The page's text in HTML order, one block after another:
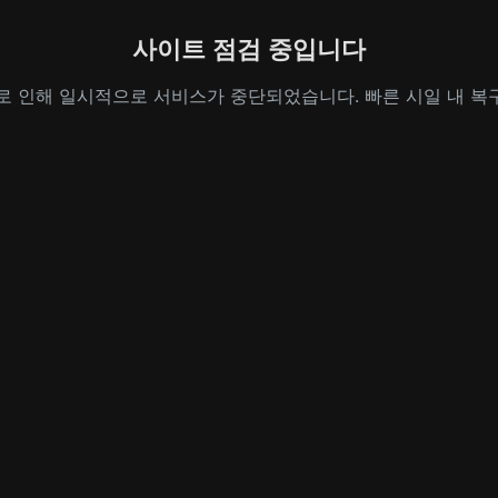
사이트 점검 중입니다
인해 일시적으로 서비스가 중단되었습니다. 빠른 시일 내 복